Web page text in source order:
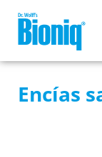
Encías